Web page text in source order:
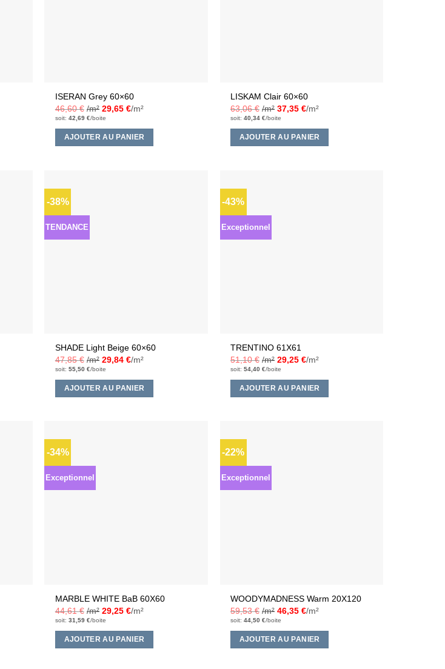
ISERAN Grey 60×60
46,60€ /m² 29,65€/m²
soit: 42,69 €/boite
AJOUTER AU PANIER
LISKAM Clair 60×60
63,06€ /m² 37,35€/m²
soit: 40,34 €/boite
AJOUTER AU PANIER
-38%
TENDANCE
SHADE Light Beige 60×60
47,85€ /m² 29,84€/m²
soit: 55,50 €/boite
AJOUTER AU PANIER
-43%
Exceptionnel
TRENTINO 61X61
51,10€ /m² 29,25€/m²
soit: 54,40 €/boite
AJOUTER AU PANIER
-34%
Exceptionnel
MARBLE WHITE BaB 60X60
44,61€ /m² 29,25€/m²
soit: 31,59 €/boite
AJOUTER AU PANIER
-22%
Exceptionnel
WOODYMADNESS Warm 20X120
59,53€ /m² 46,35€/m²
soit: 44,50 €/boite
AJOUTER AU PANIER